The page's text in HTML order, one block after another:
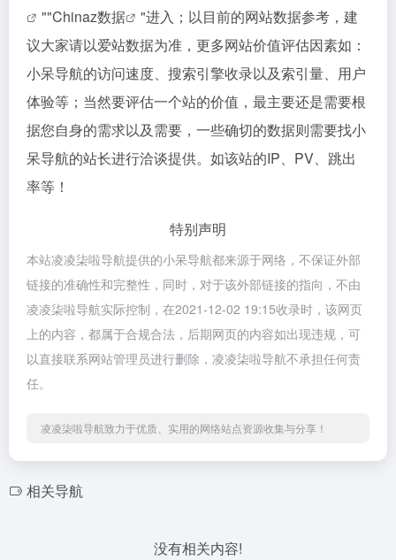
""Chinaz数据
"进入；以目前的网站数据参考，建
议大家请以爱站数据为准，更多网站价值评估因素如：
小呆导航的访问速度、搜索引擎收录以及索引量、用户
体验等；当然要评估一个站的价值，最主要还是需要根
据您自身的需求以及需要，一些确切的数据则需要找小
呆导航的站长进行洽谈提供。如该站的IP、PV、跳出
率等！
特别声明
本站凌凌柒啦导航提供的小呆导航都来源于网络，不保证外部
链接的准确性和完整性，同时，对于该外部链接的指向，不由
凌凌柒啦导航实际控制，在2021-12-02 19:15收录时，该网页
上的内容，都属于合规合法，后期网页的内容如出现违规，可
以直接联系网站管理员进行删除，凌凌柒啦导航不承担任何责
任。
凌凌柒啦导航致力于优质、实用的网络站点资源收集与分享！
相关导航
没有相关内容!